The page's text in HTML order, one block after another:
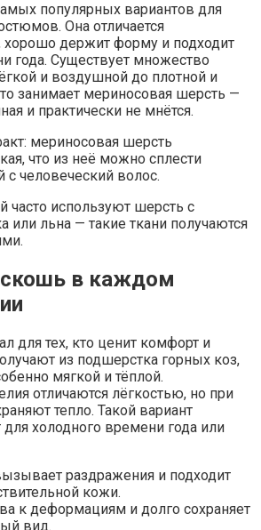
популярных вариантов для
Она отличается
хорошо держит форму и подходит
года. Существует множество
и воздушной до плотной и
занимает мериносовая шерсть —
и практически не мнётся.
мериносовая шерсть
что из неё можно сплести
с человеческий волос.
часто используют шерсть с
льна — такие ткани получаются
в каждом
для тех, кто ценит комфорт и
из подшерстка горных коз,
мягкой и тёплой.
отличаются лёгкостью, но при
тепло. Такой вариант
холодного времени года или
раздражения и подходит
кожи.
к деформациям и долго сохраняет
вид.